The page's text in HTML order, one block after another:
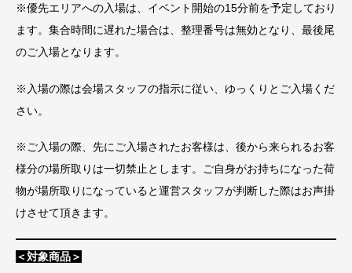
※優先エリアへの入場は、イベント開始の15分前を予定しており
ます。集合時間に遅れた場合は、整理番号は無効となり、最後尾
のご入場となります。
※入場の際は会場スタッフの指示に従い、ゆっくりとご入場くだ
さい。
※ご入場の際、先にご入場されたお客様は、後から来られるお客
様分の場所取りは一切禁止とします。ご自身がお持ちになった荷
物が場所取りになっていると運営スタッフが判断した際はお声掛
けさせて頂きます。
＜対象商品＞